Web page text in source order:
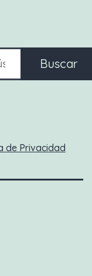
Buscar
de Privacidad